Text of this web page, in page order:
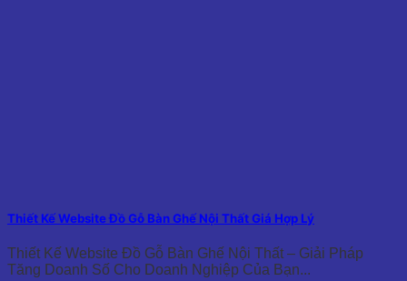
Thiết Kế Website Đồ Gỗ Bàn Ghế Nội Thất Giá Hợp Lý
Thiết Kế Website Đồ Gỗ Bàn Ghế Nội Thất – Giải Pháp
Tăng Doanh Số Cho Doanh Nghiệp Của Bạn...